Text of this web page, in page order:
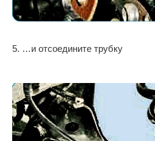
5. …и отсоедините трубку